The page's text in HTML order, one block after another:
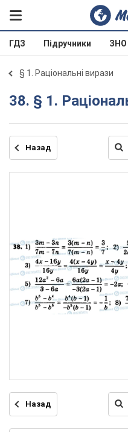
ГДЗ Підручники ЗНО
§ 1. Раціональні вирази
38. § 1.
Назад
Назад